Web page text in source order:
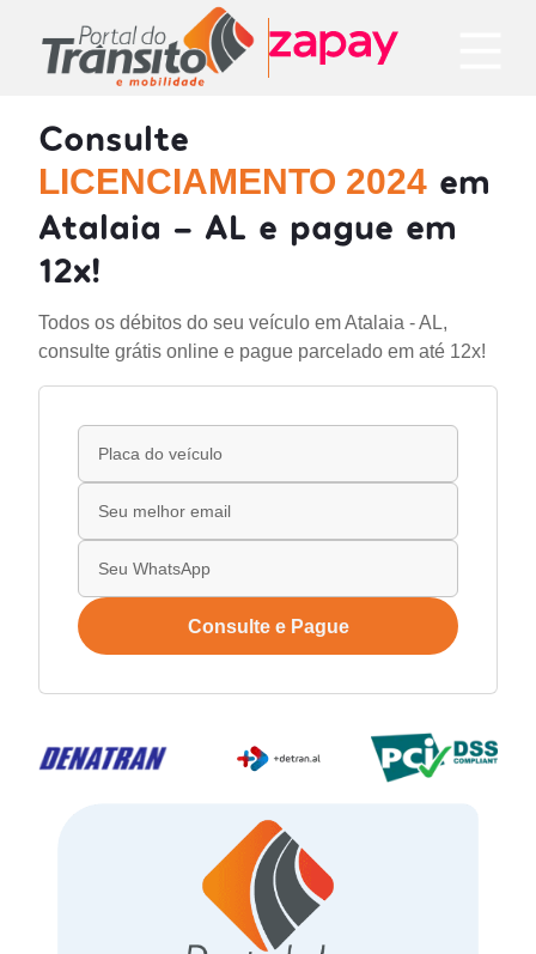
Consulte
LICENCIAMENTO 2024 em
Atalaia - AL e pague em
12x!
Todos os débitos do seu veículo em Atalaia - AL,
consulte grátis online e pague parcelado em até 12x!
Consulte e Pague